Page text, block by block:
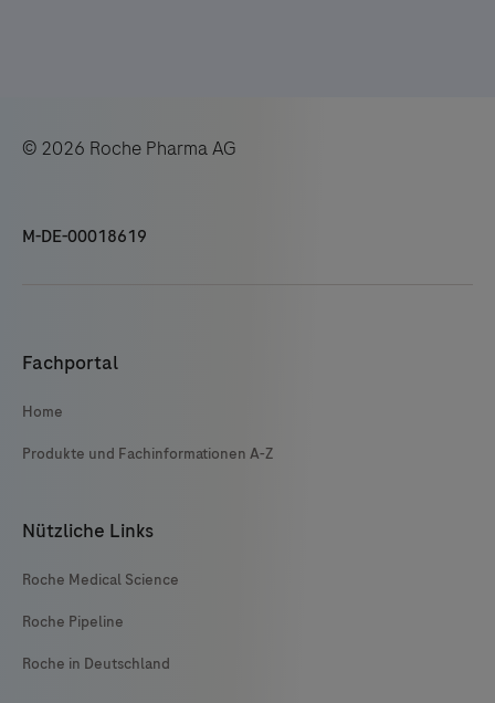
© 2026 Roche Pharma AG
M-DE-00018619
Fachportal
Home
Produkte und Fachinformationen A-Z
Nützliche Links
Roche Medical Science
Roche Pipeline
Roche in Deutschland